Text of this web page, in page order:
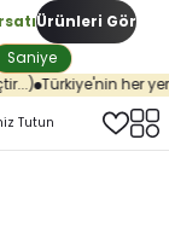
Saniye
Ürünleri Gör
Türkiye'nin her